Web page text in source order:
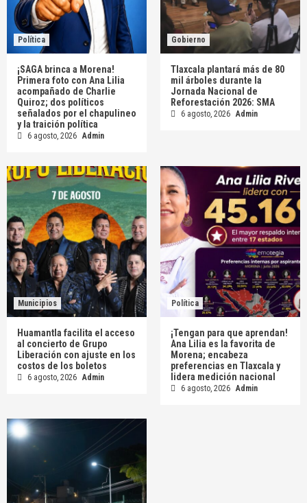
Política
¡SAGA brinca a Morena!
Primera foto con Ana Lilia
acompañado de Charlie
Quiroz; dos políticos
señalados por el chapulineo
y la traición política
6 agosto, 2026 Admin
Gobierno
Tlaxcala plantará más de 80
mil árboles durante la
Jornada Nacional de
Reforestación 2026: SMA
6 agosto, 2026 Admin
Municipios
Huamantla facilita el acceso
al concierto de Grupo
Liberación con ajuste en los
costos de los boletos
6 agosto, 2026 Admin
Política
¡Tengan para que aprendan!
Ana Lilia es la favorita de
Morena; encabeza
preferencias en Tlaxcala y
lidera medición nacional
6 agosto, 2026 Admin